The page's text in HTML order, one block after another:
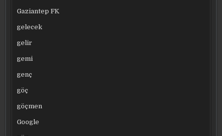
Gaziantep FK
gelecek
gelir
gemi
genç
göç
göçmen
Google